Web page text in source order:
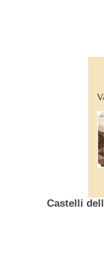
Castelli della